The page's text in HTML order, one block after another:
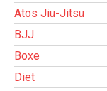
Atos Jiu-Jitsu
BJJ
Boxe
Diet